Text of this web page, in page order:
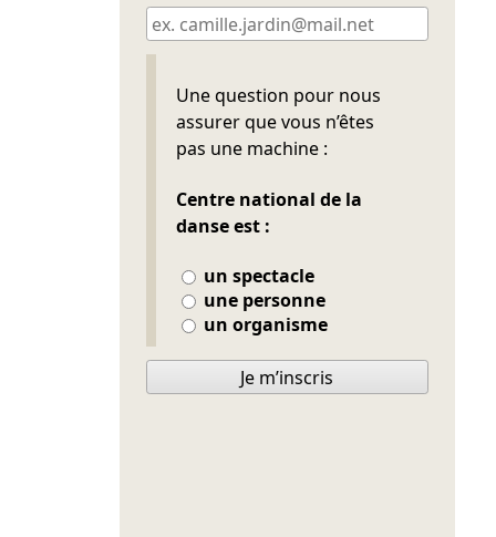
Une question pour nous
assurer que vous n’êtes
pas une machine :
Centre national de la
danse est :
un spectacle
une personne
un organisme
Ne pas remplir
Je m’inscris